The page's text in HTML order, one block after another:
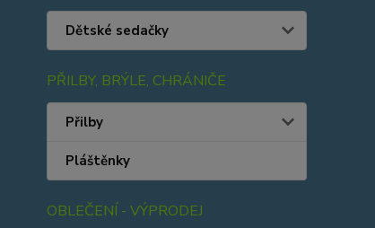
Dětské sedačky
PŘILBY, BRÝLE, CHRÁNIČE
Přilby
Pláštěnky
OBLEČENÍ - VÝPRODEJ